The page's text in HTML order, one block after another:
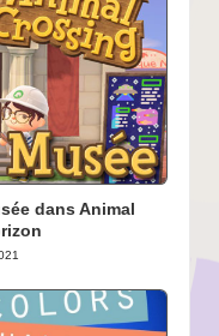
dans Animal